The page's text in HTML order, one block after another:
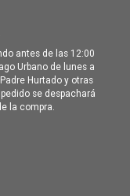
antes de las 12:00
Urbano de lunes a
Hurtado y otras
se despachará
la compra.